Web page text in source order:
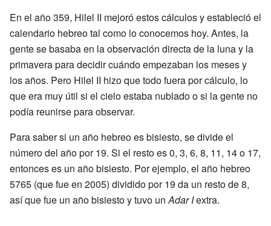
En el año 359, Hilel II mejoró estos cálculos y estableció el
calendario hebreo tal como lo conocemos hoy. Antes, la
gente se basaba en la observación directa de la luna y la
primavera para decidir cuándo empezaban los meses y
los años. Pero Hilel II hizo que todo fuera por cálculo, lo
que era muy útil si el cielo estaba nublado o si la gente no
podía reunirse para observar.
Para saber si un año hebreo es bisiesto, se divide el
número del año por 19. Si el resto es 0, 3, 6, 8, 11, 14 o 17,
entonces es un año bisiesto. Por ejemplo, el año hebreo
5765 (que fue en 2005) dividido por 19 da un resto de 8,
así que fue un año bisiesto y tuvo unAdar Iextra.